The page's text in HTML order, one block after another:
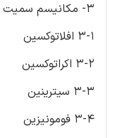
3- مکانیسم سمیت
3-1 افلاتوکسین
3-2 اکراتوکسین
3-3 سیترینین
3-4 فومونیزین